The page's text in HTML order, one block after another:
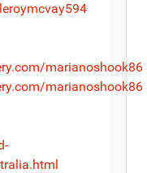
marianoshook86
marianoshook86